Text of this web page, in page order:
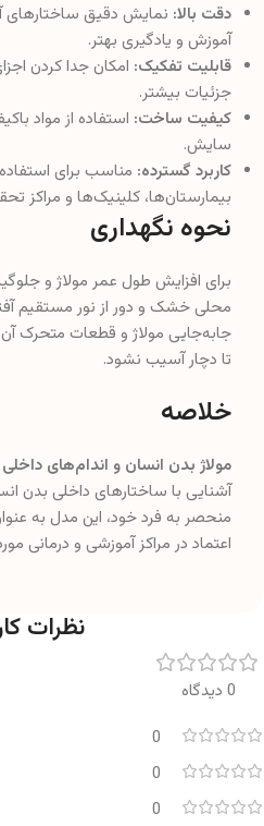
دقت بالا: نمایش دقیق ساختارهای
آموزش و یادگیری بهتر.
قابلیت تفکیک: امکان جدا کردن
جزئیات بیشتر.
کیفیت ساخت: استفاده از مواد
سایش.
کاربرد گسترده: مناسب برای
بیمارستان‌ها، کلینیک‌ها و مراکز
نحوه نگهداری
برای افزایش طول عمر مولاژ و
محلی خشک و دور از نور مستقیم
جابه‌جایی مولاژ و قطعات متحرک آن،
تا دچار آسیب نشود.
خلاصه
مولاژ بدن انسان و اندام‌های داخلی
آشنایی با ساختارهای داخلی بدن
منحصر به فرد خود، این مدل به
اعتماد در مراکز آموزشی و درمانی
نظرات
0 دیدگاه
0
0
0